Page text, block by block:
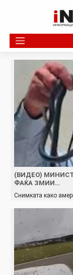
(ВИДЕО)
ФАЌА ЗМИИ…
Снимката како